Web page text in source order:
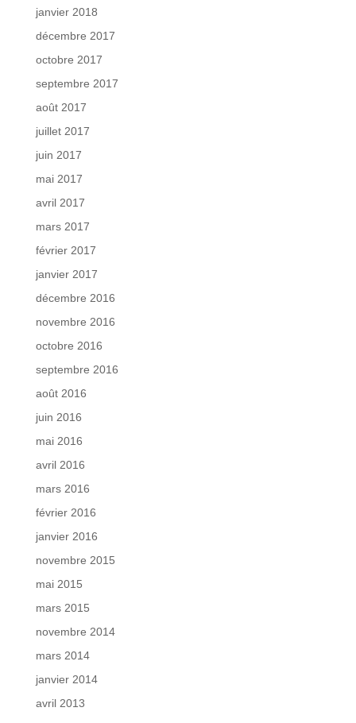
janvier 2018
décembre 2017
octobre 2017
septembre 2017
août 2017
juillet 2017
juin 2017
mai 2017
avril 2017
mars 2017
février 2017
janvier 2017
décembre 2016
novembre 2016
octobre 2016
septembre 2016
août 2016
juin 2016
mai 2016
avril 2016
mars 2016
février 2016
janvier 2016
novembre 2015
mai 2015
mars 2015
novembre 2014
mars 2014
janvier 2014
avril 2013